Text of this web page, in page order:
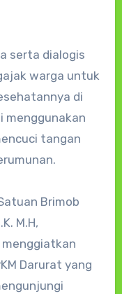
serta dialogis
warga untuk
di
menggunakan
tangan
Brimob
M.H,
menggiatkan
Darurat yang